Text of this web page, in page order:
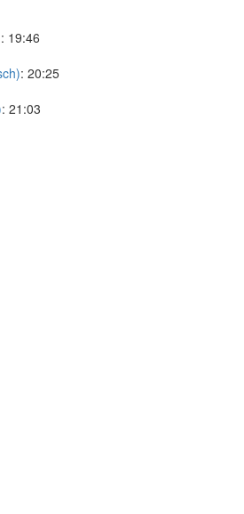
: 19:46
: 20:25
: 21:03